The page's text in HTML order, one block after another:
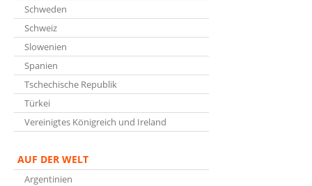
Schweden
Schweiz
Slowenien
Spanien
Tschechische Republik
Türkei
Vereinigtes Königreich und Ireland
AUF DER WELT
Argentinien